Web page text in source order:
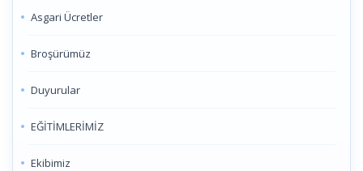
Asgari Ücretler
Broşürümüz
Duyurular
EĞİTİMLERİMİZ
Ekibimiz